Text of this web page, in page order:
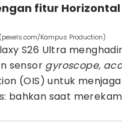
fitur Horizontal
Kampus Production)
S26 Ultra
sensor gyroscope,
(OIS) untuk menjaga
bahkan saat